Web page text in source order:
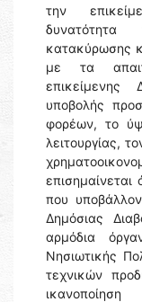
την
δυνατότητα
κατακύρωσης
με τα
επικείμενης
υποβολής
φορέων, το
λειτουργίας,
επισημαίνεται
που
Δημόσιας
αρμόδια
Νησιωτικής
τεχνικών